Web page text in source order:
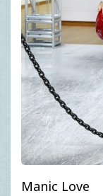
Manic Love